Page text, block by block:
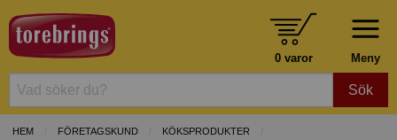
Meny
0 varor
Sök
HEM FÖRETAGSKUND
KÖKSPRODUKTER